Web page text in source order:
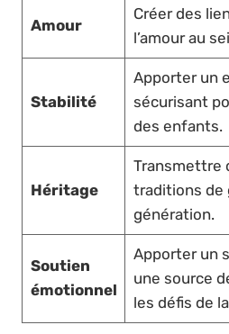
Amour
Créer des
l’amour au
Stabilité
Apporter un
sécurisant
des enfants.
Héritage
Transmettre
traditions de
génération.
Soutien
émotionnel
Apporter un
une source
les défis de